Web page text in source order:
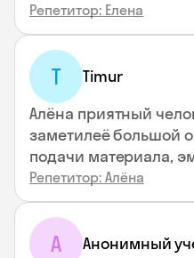
Репетитор: Елена
T Timur
Алёна приятный
заметилеё большой
подачи материала,
Репетитор: Алёна
А Анонимный